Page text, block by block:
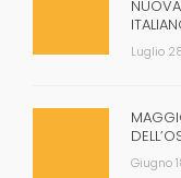
Luglio
Giugno